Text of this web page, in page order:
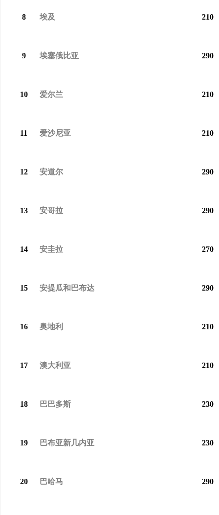
8 埃及 210
9 埃塞俄比亚 290
10 爱尔兰 210
11 爱沙尼亚 210
12 安道尔 290
13 安哥拉 290
14 安圭拉 270
15 安提瓜和 巴布达 290
16 奥地利 210
17 澳大利亚 210
18 巴巴多斯 230
19 巴布亚新几内亚 230
20 巴哈马 290